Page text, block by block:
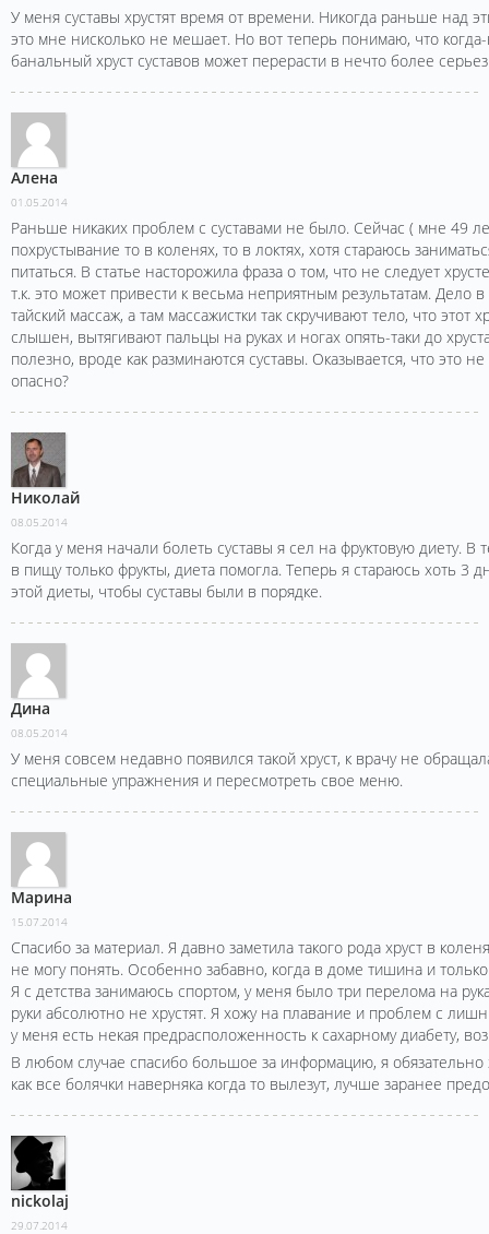
У меня суставы хрустят время от времени. Никогда раньше над
это мне нисколько не мешает. Но вот теперь понимаю, что
банальный хруст суставов может перерасти в нечто более
Алена
01.05.2014
Раньше никаких проблем с суставами не было. Сейчас ( мне 49
похрустывание то в коленях, то в локтях, хотя стараюсь
питаться. В статье насторожила фраза о том, что не следует
т.к. это может привести к весьма неприятным результатам. Дело
тайский массаж, а там массажистки так скручивают тело, что этот
слышен, вытягивают пальцы на руках и ногах опять-таки до
полезно, вроде как разминаются суставы. Оказывается, что это
опасно?
Николай
08.05.2014
Когда у меня начали болеть суставы я сел на фруктовую диету. В
в пищу только фрукты, диета помогла. Теперь я стараюсь хоть 3
этой диеты, чтобы суставы были в порядке.
Дина
08.05.2014
У меня совсем недавно появился такой хруст, к врачу не
специальные упражнения и пересмотреть свое меню.
Марина
15.07.2014
Спасибо за материал. Я давно заметила такого рода хруст в
не могу понять. Особенно забавно, когда в доме тишина и
Я с детства занимаюсь спортом, у меня было три перелома на
руки абсолютно не хрустят. Я хожу на плавание и проблем с
у меня есть некая предрасположенность к сахарному диабету,
В любом случае спасибо большое за информацию, я обязательно
как все болячки наверняка когда то вылезут, лучше заранее
nickolaj
29.07.2014